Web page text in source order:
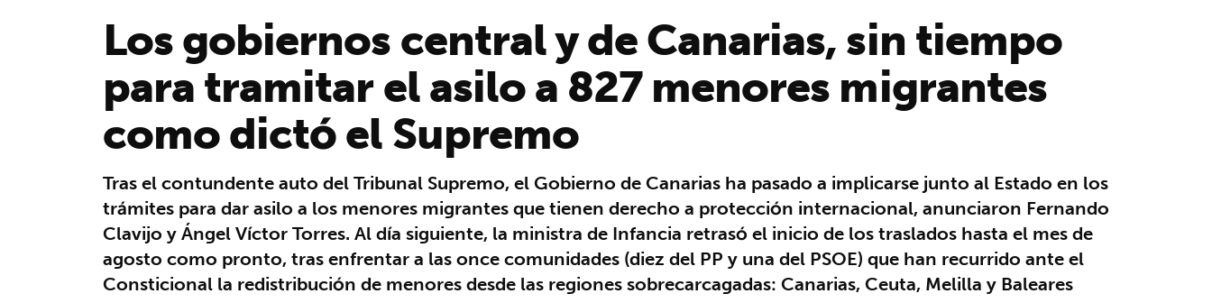
Los gobiernos central y de Canarias, sin tiempo
para tramitar el asilo a 827 menores migrantes
como dictó el Supremo
Tras el contundente auto del Tribunal Supremo, el Gobierno de Canarias ha pasado a implicarse junto al Estado en los
trámites para dar asilo a los menores migrantes que tienen derecho a protección internacional, anunciaron Fernando
Clavijo y Ángel Víctor Torres. Al día siguiente, la ministra de Infancia retrasó el inicio de los traslados hasta el mes de
agosto como pronto, tras enfrentar a las once comunidades (diez del PP y una del PSOE) que han recurrido ante el
Consticional la redistribución de menores desde las regiones sobrecarcagadas: Canarias, Ceuta, Melilla y Baleares